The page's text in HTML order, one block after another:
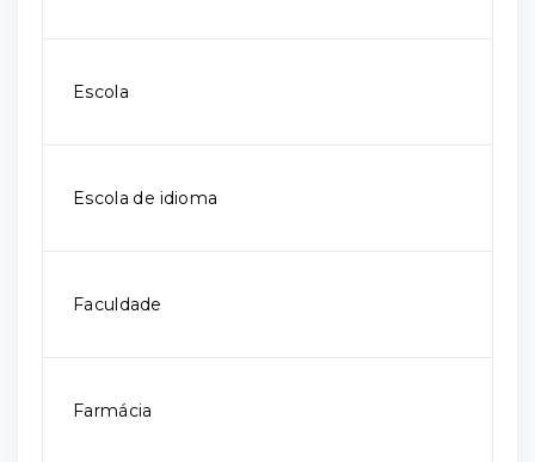
Escola
Escola de idioma
Faculdade
Farmácia